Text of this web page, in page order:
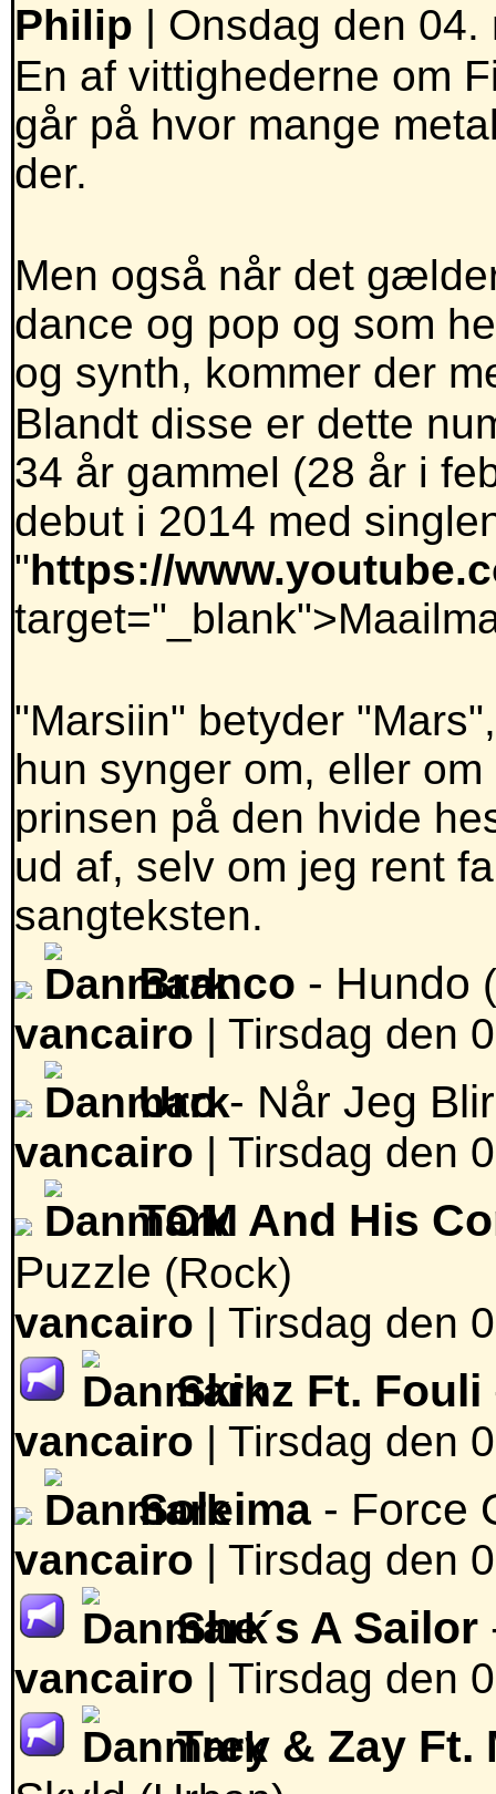
Philip | Onsdag den
En af vittighederne om
går på hvor mange
der.
Men også når det
dance og pop og som
og synth, kommer der
Blandt disse er dette
34 år gammel (28 år i
debut i 2014 med
"https://
"Marsiin" betyder
hun synger om, eller
prinsen på den hvide
ud af, selv om jeg rent
sangteksten.
Branco - Hundo
vancairo | Tirsdag den
Uro- Når Jeg
vancairo | Tirsdag den
TOM And His
Puzzle (Rock)
vancairo | Tirsdag den
Skinz Ft. Fouli
vancairo | Tirsdag den
Soleima - Force
vancairo | Tirsdag den
She´s A Sailor
vancairo | Tirsdag den
Trey & Zay Ft.